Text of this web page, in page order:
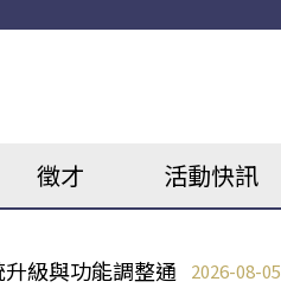
徵才 活動快訊
升級與功能調整通
2026-08-05